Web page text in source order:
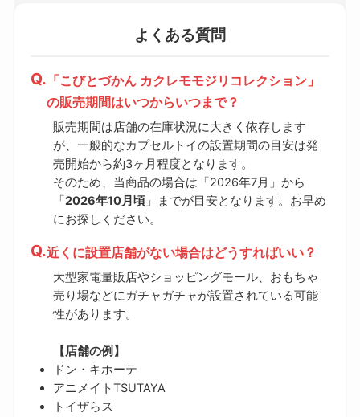
よくある質問
「こびとづかん カクレモモジリコレクション」
の販売期間はいつからいつまで？
販売期間は店舗の在庫状況に大きく依存します
が、一般的なカプセルトイの設置期間の目安は発
売開始から約3ヶ月程度となります。
そのため、当商品の場合は「2026年7月」から
「2026年10月頃」までが目安となります。お早め
にお探しください。
近くに設置店舗がない場合はどうすればいい？
大型家電量販店やショッピングモール、おもちゃ
売り場などにガチャガチャが設置されている可能
性があります。
【店舗の例】
ドン・キホーテ
アニメイトTSUTAYA
トイザらス